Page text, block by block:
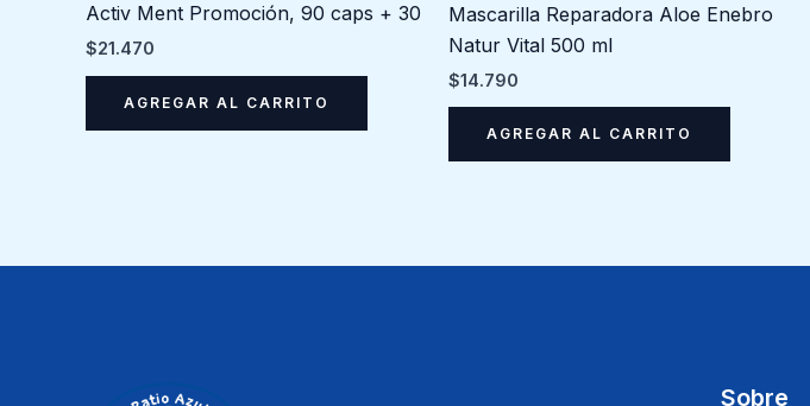
Activ Ment Promoción, 90 caps + 30
$21.470
AGREGAR AL CARRITO
Mascarilla Reparadora Aloe Enebro
Natur Vital 500 ml
$14.790
AGREGAR AL CARRITO
Sobre